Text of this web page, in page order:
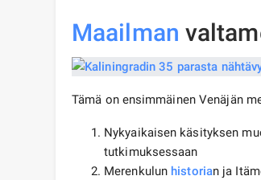
Maailman
Tämä on ensimmäinen Venäjän
Nykyaikaisen käsityksen
tutkimuksessaan
Merenkulun historian ja